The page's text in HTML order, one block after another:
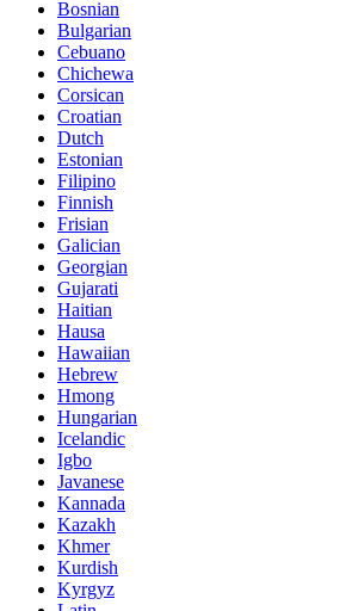
Bosnian
Bulgarian
Cebuano
Chichewa
Corsican
Croatian
Dutch
Estonian
Filipino
Finnish
Frisian
Galician
Georgian
Gujarati
Haitian
Hausa
Hawaiian
Hebrew
Hmong
Hungarian
Icelandic
Igbo
Javanese
Kannada
Kazakh
Khmer
Kurdish
Kyrgyz